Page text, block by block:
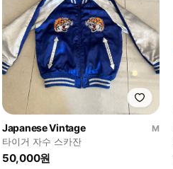
Japanese Vintage
M
타이거 자수 스카잔
50,000원